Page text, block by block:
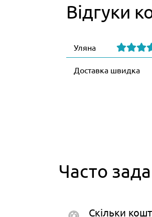
Відгуки
Уляна
Доставка швидка
Часто
Скільки